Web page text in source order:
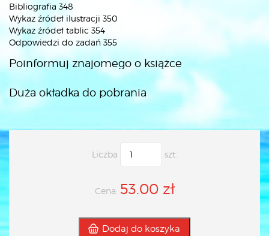
Bibliografia 348
Wykaz źródeł ilustracji 350
Wykaz źródeł tablic 354
Odpowiedzi do zadań 355
Poinformuj znajomego o książce
Duża okładka do pobrania
Liczba szt.
Cena: 53.00 zł
Dodaj do koszyka